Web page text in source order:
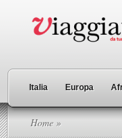
Italia Europa
Home »